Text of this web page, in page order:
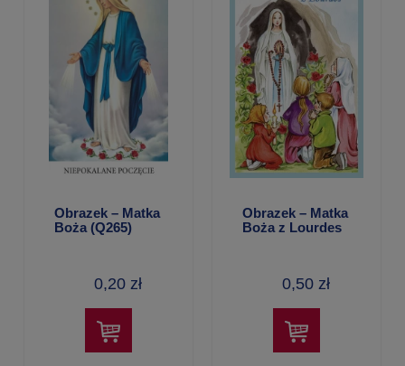
Obrazek – Matka
Boża (Q265)
0,20 zł
Obrazek – Matka
Boża z Lourdes
0,50 zł